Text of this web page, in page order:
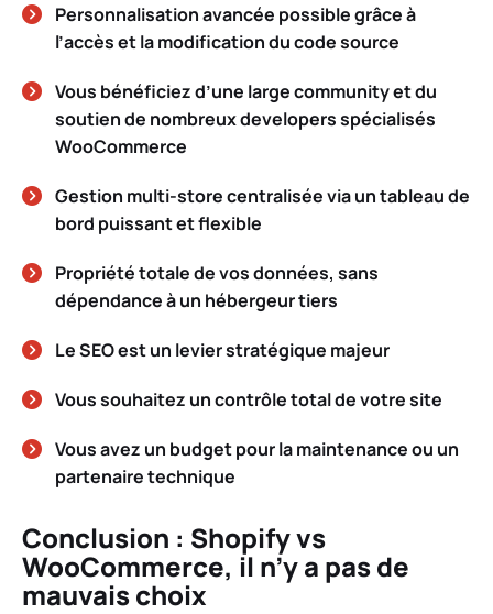
Personnalisation avancée possible grâce à
l’accès et la modification du code source
Vous bénéficiez d’une large community et du
soutien de nombreux developers spécialisés
WooCommerce
Gestion multi-store centralisée via un tableau de
bord puissant et flexible
Propriété totale de vos données, sans
dépendance à un hébergeur tiers
Le SEO est un levier stratégique majeur
Vous souhaitez un contrôle total de votre site
Vous avez un budget pour la maintenance ou un
partenaire technique
Conclusion : Shopify vs
WooCommerce, il n’y a pas de
mauvais choix